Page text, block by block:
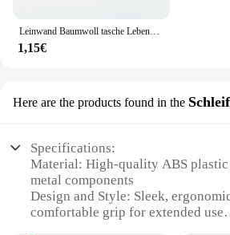
Leinwand Baumwoll tasche Lebensmittel handtasche faltbare Stoff Einkaufstasche tragbare Lagerung Organizer Einkaufstasche für Frau Stoff Organizer Tasche
1,15€
Here are the products found in the
Specifications:
Material: High-quality ABS plastic
metal components
Design and Style: Sleek,
comfortable grip for extended use